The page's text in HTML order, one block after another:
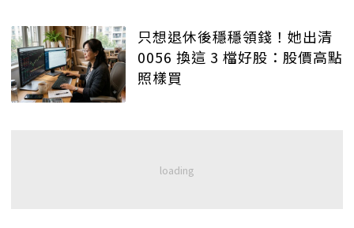
只想退休後穩穩領錢！她出清
0056 換這 3 檔好股：股價高點
照樣買